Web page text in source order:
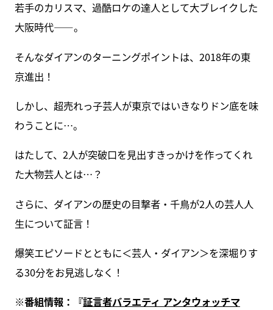
若手のカリスマ、過酷ロケの達人として大ブレイクした
大阪時代――。
そんなダイアンのターニングポイントは、2018年の東
京進出！
しかし、超売れっ子芸人が東京ではいきなりドン底を味
わうことに…。
はたして、2人が突破口を見出すきっかけを作ってくれ
た大物芸人とは…？
さらに、ダイアンの歴史の目撃者・千鳥が2人の芸人人
生について証言！
爆笑エピソードとともに＜芸人・ダイアン＞を深堀りす
る30分をお見逃しなく！
※番組情報：『証言者バラエティ アンタウォッチマ